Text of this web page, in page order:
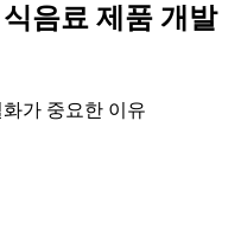
음료 제품 개발
가 중요한 이유